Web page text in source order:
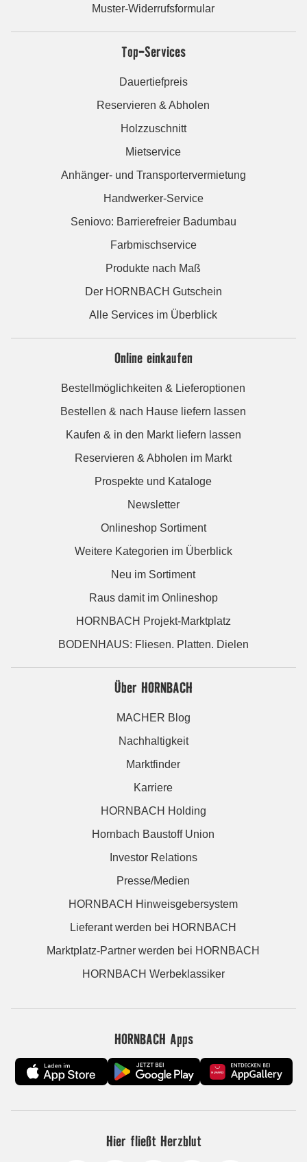
Muster-Widerrufsformular
Top-Services
Dauertiefpreis
Reservieren & Abholen
Holzzuschnitt
Mietservice
Anhänger- und Transportervermietung
Handwerker-Service
Seniovo: Barrierefreier Badumbau
Farbmischservice
Produkte nach Maß
Der HORNBACH Gutschein
Alle Services im Überblick
Online einkaufen
Bestellmöglichkeiten & Lieferoptionen
Bestellen & nach Hause liefern lassen
Kaufen & in den Markt liefern lassen
Reservieren & Abholen im Markt
Prospekte und Kataloge
Newsletter
Onlineshop Sortiment
Weitere Kategorien im Überblick
Neu im Sortiment
Raus damit im Onlineshop
HORNBACH Projekt-Marktplatz
BODENHAUS: Fliesen. Platten. Dielen
Über HORNBACH
MACHER Blog
Nachhaltigkeit
Marktfinder
Karriere
HORNBACH Holding
Hornbach Baustoff Union
Investor Relations
Presse/Medien
HORNBACH Hinweisgebersystem
Lieferant werden bei HORNBACH
Marktplatz-Partner werden bei HORNBACH
HORNBACH Werbeklassiker
HORNBACH Apps
Hier fließt Herzblut